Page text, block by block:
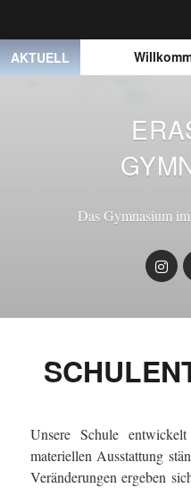
AKTUELL
● ● ●
Das Gymnasium
Unsere Schule
materiellen Ausstattung
Veränderungen ergeben